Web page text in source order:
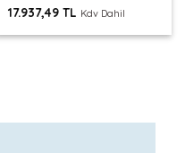
17.937,49TL Kdv Dahil